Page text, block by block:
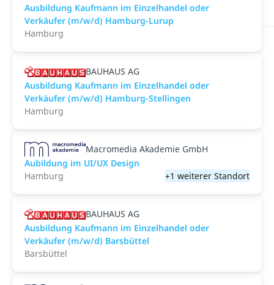
Ausbildung Kaufmann im Einzelhandel oder
Verkäufer (m/w/d) Hamburg-Lurup
Hamburg
BAUHAUS AG
Ausbildung Kaufmann im Einzelhandel oder
Verkäufer (m/w/d) Hamburg-Stellingen
Hamburg
Macromedia Akademie GmbH
Aubildung im UI/UX Design
Hamburg
+1 weiterer Standort
BAUHAUS AG
Ausbildung Kaufmann im Einzelhandel oder
Verkäufer (m/w/d) Barsbüttel
Barsbüttel